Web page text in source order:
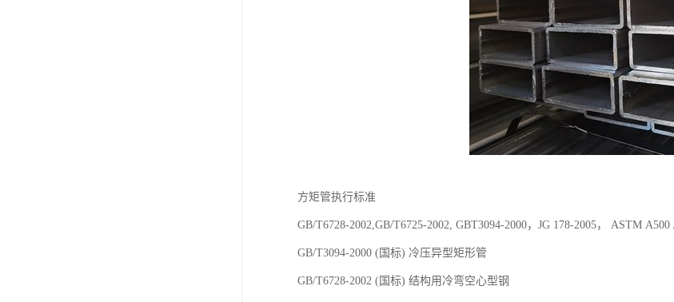
方矩管执行标准
GB/T6728-2002,GB/T6725-2002, GBT3094-2000，JG 178-2005， ASTM A500
GB/T3094-2000 (国标) 冷压异型矩形管
GB/T6728-2002 (国标) 结构用冷弯空心型钢